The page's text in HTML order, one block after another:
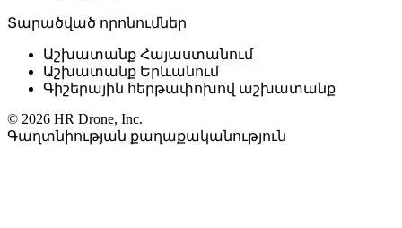
Տարածված որոնումներ
Աշխատանք Հայաստանում
Աշխատանք Երևանում
Գիշերային հերթափոխով աշխատանք
© 2026 HR Drone, Inc.
Գաղտնիության քաղաքականություն